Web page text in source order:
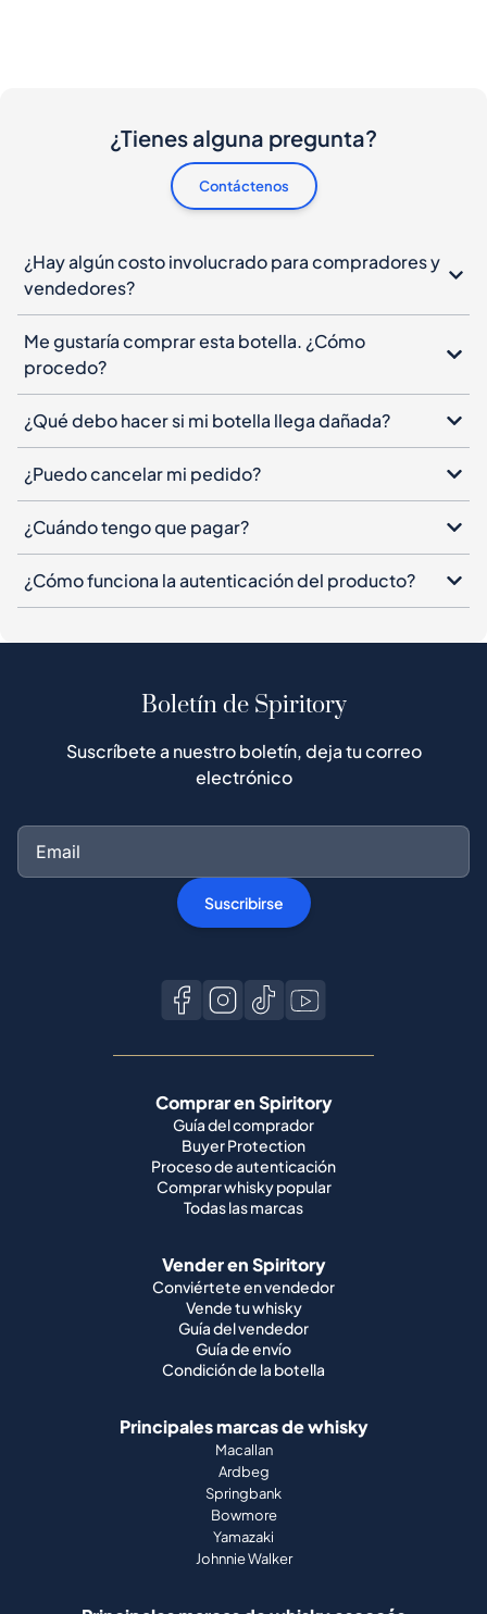
¿Tienes alguna pregunta?
Contáctenos
¿Hay algún costo involucrado para compradores y
vendedores?
Me gustaría comprar esta botella. ¿Cómo
procedo?
¿Qué debo hacer si mi botella llega dañada?
¿Puedo cancelar mi pedido?
¿Cuándo tengo que pagar?
¿Cómo funciona la autenticación del producto?
Boletín de Spiritory
Suscríbete a nuestro boletín, deja tu correo
electrónico
Suscribirse
Comprar en Spiritory
Guía del comprador
Buyer Protection
Proceso de autenticación
Comprar whisky popular
Todas las marcas
Vender en Spiritory
Conviértete en vendedor
Vende tu whisky
Guía del vendedor
Guía de envío
Condición de la botella
Principales marcas de whisky
Macallan
Ardbeg
Springbank
Bowmore
Yamazaki
Johnnie Walker